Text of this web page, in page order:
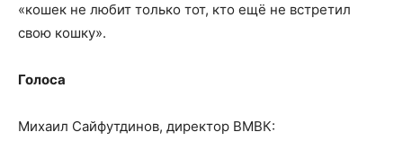
«кошек не любит только тот, кто ещё не встретил
свою кошку».
Голоса
Михаил Сайфутдинов, директор ВМВК: